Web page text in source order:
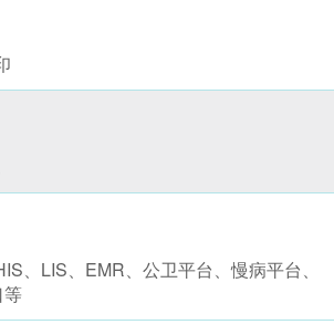
、LIS、EMR、公卫平台、慢病平台、
等